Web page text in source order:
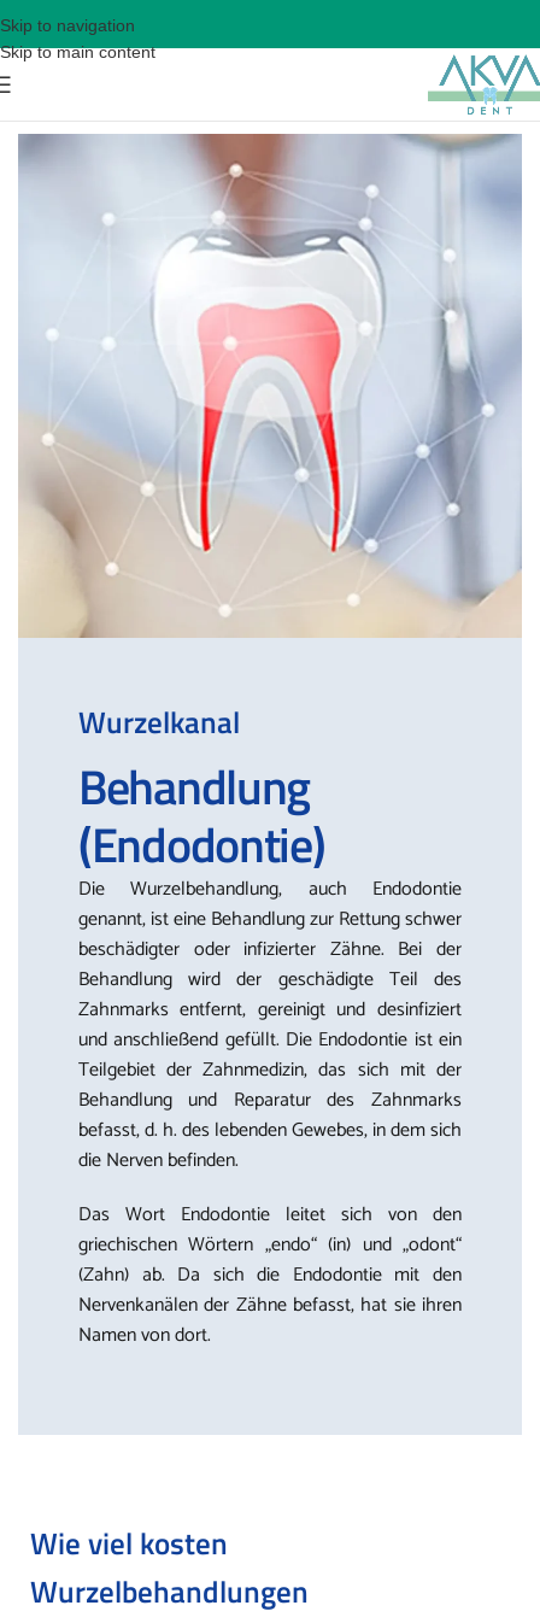
Skip to navigation
Skip to main content
Wurzelkanal
Behandlung
(Endodontie)
Die Wurzelbehandlung, auch Endodontie
genannt, ist eine Behandlung zur Rettung schwer
beschädigter oder infizierter Zähne. Bei der
Behandlung wird der geschädigte Teil des
Zahnmarks entfernt, gereinigt und desinfiziert
und anschließend gefüllt. Die Endodontie ist ein
Teilgebiet der Zahnmedizin, das sich mit der
Behandlung und Reparatur des Zahnmarks
befasst, d. h. des lebenden Gewebes, in dem sich
die Nerven befinden.
Das Wort Endodontie leitet sich von den
griechischen Wörtern „endo“ (in) und „odont“
(Zahn) ab. Da sich die Endodontie mit den
Nervenkanälen der Zähne befasst, hat sie ihren
Namen von dort.
Wie viel kosten
Wurzelbehandlungen